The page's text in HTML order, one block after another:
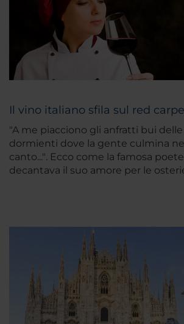
Il vino italiano sfila sul red
"A me piacciono gli anfratti bui
dormienti dove la gente culmina
canto...". Ecco come la famosa
decantava il suo amore per le